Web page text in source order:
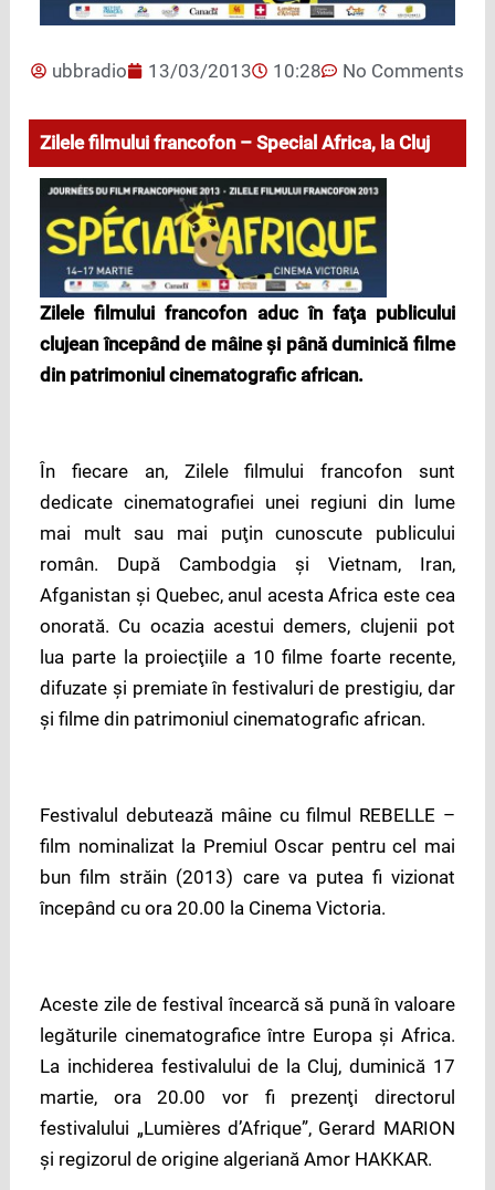
ubbradio 13/03/2013 10:28 No Comments
Zilele filmului francofon – Special Africa, la Cluj
Zilele filmului francofon aducîn faţa publicului
clujean începând de mâine şi până duminică filme
din patrimoniul cinematografic african.
În fiecare an, Zilele filmului francofon sunt
dedicate cinematografiei unei regiuni din lume
mai mult sau mai puţin cunoscute publicului
român. După Cambodgia şi Vietnam, Iran,
Afganistan şi Quebec, anul acesta Africa este cea
onorată. Cu ocazia acestui demers, clujenii pot
lua parte la proiecţiile a 10 filme foarte recente,
difuzate şi premiate în festivaluri de prestigiu, dar
şi filme din patrimoniul cinematografic african.
Festivalul debutează mâine cu filmul REBELLE –
film nominalizat la Premiul Oscar pentru cel mai
bun film străin (2013) care va putea fi vizionat
începând cu ora 20.00 la Cinema Victoria.
Aceste zile de festival încearcă să pună în valoare
legăturile cinematografice între Europa şi Africa.
La inchiderea festivalului de la Cluj, duminică 17
martie, ora 20.00 vor fi prezenţi directorul
festivalului „Lumières d’Afrique”, Gerard MARION
şi regizorul de origine algeriană Amor HAKKAR.